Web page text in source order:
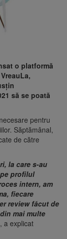
o platformă
să se poată
pentru
Săptămânal,
de către
la care s-au
profilul
intern, am
fiecare
review făcut de
mai multe
a explicat